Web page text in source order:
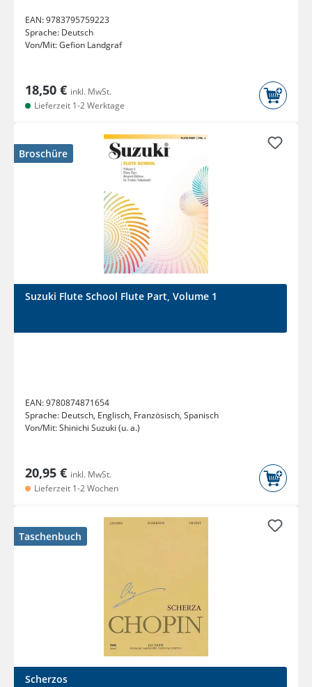
EAN:9783795759223
Sprache: Deutsch
Von/Mit:Gefion Landgraf
18,50 € inkl. MwSt.
Lieferzeit 1-2 Werktage
Broschüre
Suzuki Flute School Flute Part, Volume 1
EAN:9780874871654
Sprache: Deutsch, Englisch, Französisch, Spanisch
Von/Mit:Shinichi Suzuki (u. a.)
20,95 € inkl. MwSt.
Lieferzeit 1-2 Wochen
Taschenbuch
Scherzos